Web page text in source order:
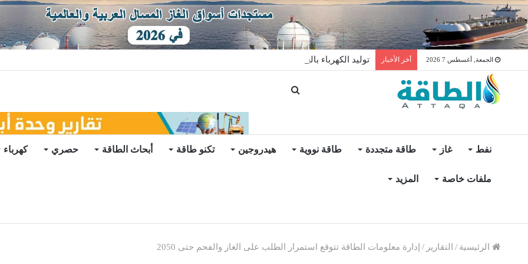
الجمعة, أغسطس 7 2026 أخر الأخبار توليد الكهرباء بالغاز في الإمارات يرتفع للعام الثاني
نفط غاز طاقة متجددة طاقة نووية هيدروجين تكنو طاقة أبحاث الطاقة حصري كهرباء
ملفات خاصة المزيد
الرئيسية / التقارير / إدارة معلومات الطاقة تتوقع استمرار الطلب على الغاز والفحم حتى 2050